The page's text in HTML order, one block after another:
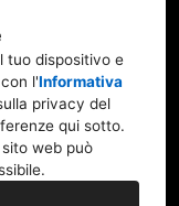
tuo dispositivo e
l'Informativa
privacy del
qui sotto.
web può
Mi